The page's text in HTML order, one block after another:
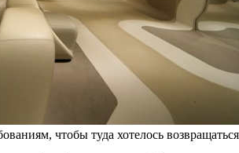
чтобы туда хотелось